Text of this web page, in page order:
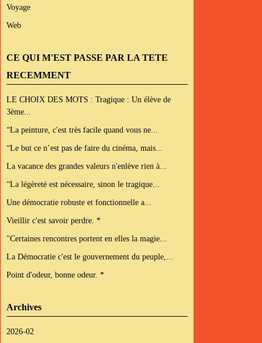
Voyage
Web
CE QUI M'EST PASSE PAR LA TETE
RECEMMENT
LE CHOIX DES MOTS : Tragique : Un élève de
3ème...
“La peinture, c'est très facile quand vous ne...
“Le but ce n’est pas de faire du cinéma, mais...
La vacance des grandes valeurs n'enlève rien à...
“La légèreté est nécessaire, sinon le tragique...
Une démocratie robuste et fonctionnelle a...
Vieillir c'est savoir perdre. *
"Certaines rencontres portent en elles la magie...
La Démocratie c'est le gouvernement du peuple,...
Point d'odeur, bonne odeur. *
Archives
2026-02